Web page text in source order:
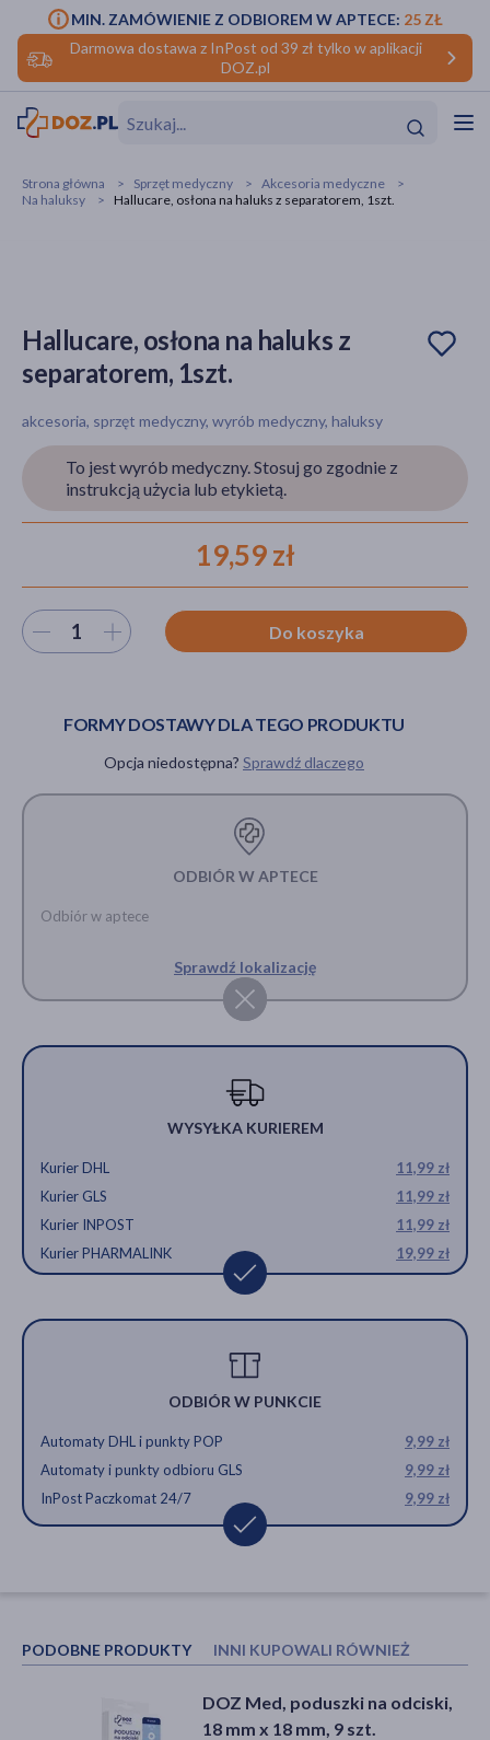
Darmowa dostawa z InPost od 39 zł tylko w aplikacji
DOZ.pl
MIN. ZAMÓWIENIE Z ODBIOREM W APTECE: 25 ZŁ
Hit
Strona główna Sprzęt medyczny
Akcesoria medyczne
Na haluksy
Hallucare, osłona na haluks z separatorem, 1szt.
Hallucare, osłona na haluks z
separatorem, 1szt.
akcesoria, sprzęt medyczny, wyrób medyczny, haluksy
To jest wyrób medyczny. Stosuj go zgodnie z
instrukcją użycia lub etykietą.
19,59 zł
Wybierz ilość Do koszyka
FORMY DOSTAWY DLA TEGO PRODUKTU
Opcja niedostępna? Sprawdź dlaczego
ODBIÓR W APTECE
Odbiór w aptece
Sprawdź lokalizację
WYSYŁKA KURIEREM
Kurier DHL
11,99 zł
Kurier GLS
11,99 zł
Kurier INPOST
11,99 zł
Kurier PHARMALINK
19,99 zł
ODBIÓR W PUNKCIE
Automaty DHL i punkty POP
9,99 zł
Automaty i punkty odbioru GLS
9,99 zł
InPost Paczkomat 24/7
9,99 zł
PODOBNE PRODUKTY INNI KUPOWALI RÓWNIEŻ
DOZ Med, poduszki na odciski,
18 mm x 18 mm, 9 szt.
Qmed HalluTrio, osłona na
haluks z pierścieniem, 2 szt.